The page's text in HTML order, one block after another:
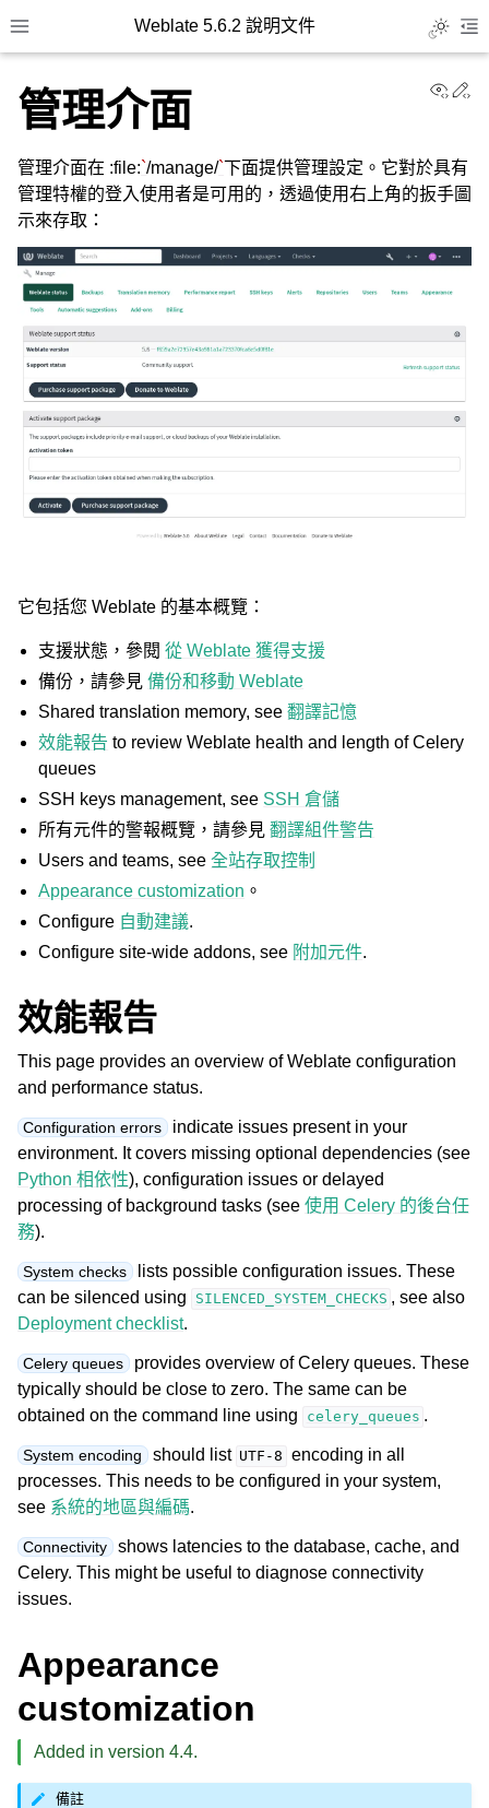
Toggle site navigation sidebar
Weblate 5.6.2 說明文件 Toggle
navigation of 組態指令
管理介面
管理介面在 :file:`/manage/`下面提供管理設定。它對於具有
管理特權的登入使用者是可用的，透過使用右上角的扳手圖
示來存取：
它包括您 Weblate 的基本概覽：
支援狀態，參閱從 Weblate 獲得支援
備份，請參見備份和移動 Weblate
Shared translation memory, see翻譯記憶
效能報告 to review Weblate health and length of Celery
queues
SSH keys management, see SSH 倉儲
所有元件的警報概覽，請參見翻譯組件警告
Users and teams, see全站存取控制
Appearance customization 。
Configure 自動建議.
Configure site-wide addons, see 附加元件.
效能報告
This page provides an overview of Weblate configuration
and performance status.
Configuration errors indicate issues present in your
environment. It covers missing optional dependencies (see
Python 相依性), configuration issues or delayed
processing of background tasks (see 使用 Celery 的後台任
務).
System checks lists possible configuration issues. These
can be silenced using
SILENCED_SYSTEM_CHECKS , see also
Deployment checklist.
Celery queues provides overview of Celery queues. These
typically should be close to zero. The same can be
obtained on the command line using
celery_queues .
System encoding should list UTF-8 encoding in all
processes. This needs to be configured in your system,
see 系統的地區與編碼.
Connectivity shows latencies to the database, cache, and
Celery. This might be useful to diagnose connectivity
issues.
Appearance
customization
Added in version 4.4.
備註